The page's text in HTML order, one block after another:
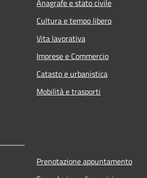
Anagrafe e stato civile
Cultura e tempo libero
Vita lavorativa
Imprese e Commercio
Catasto e urbanistica
Mobilità e trasporti
Prenotazione appuntamento